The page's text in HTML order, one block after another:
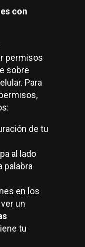
con
permisos
sobre
Para
de tu
al lado
palabra
en los
un
tu